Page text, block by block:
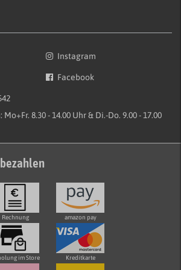
Instagram
Facebook
8.30 - 14.00 Uhr & Di.-Do. 9.00 - 17.00
Rechnung amazon pay
im Store Kreditkarte